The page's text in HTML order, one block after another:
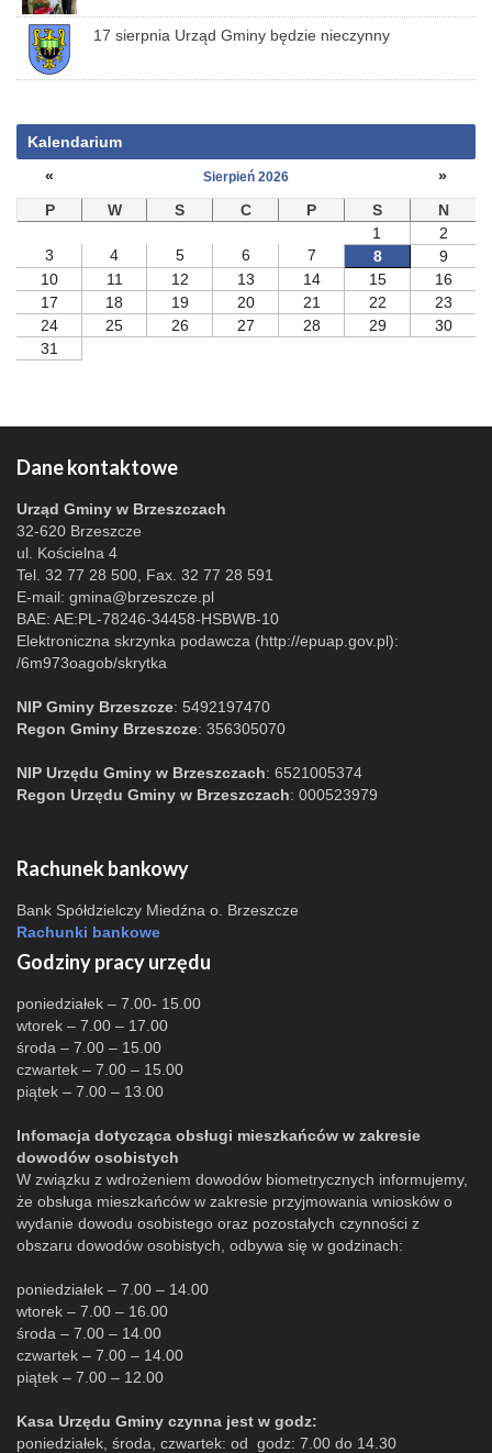
17 sierpnia Urząd Gminy będzie nieczynny
Kalendarium
«
Sierpień 2026
»
P
W S C P S
N
1
2
3
4 5 6 7 8
9
10
11 12 13 14 15
16
17
18 19 20 21 22
23
24
25 26 27 28 29
30
31
Dane kontaktowe
Urząd Gminy w Brzeszczach
32-620 Brzeszcze
ul. Kościelna 4
Tel. 32 77 28 500, Fax. 32 77 28 591
E-mail: gmina@brzeszcze.pl
BAE: AE:PL-78246-34458-HSBWB-10
Elektroniczna skrzynka podawcza (http://epuap.gov.pl):
/6m973oagob/skrytka
NIP Gminy Brzeszcze: 5492197470
Regon Gminy Brzeszcze: 356305070
NIP Urzędu Gminy w Brzeszczach: 6521005374
Regon Urzędu Gminy w Brzeszczach: 000523979
Rachunek bankowy
Bank Spółdzielczy Miedźna o. Brzeszcze
Rachunki bankowe
Godziny pracy urzędu
poniedziałek – 7.00- 15.00
wtorek – 7.00 – 17.00
środa – 7.00 – 15.00
czwartek – 7.00 – 15.00
piątek – 7.00 – 13.00
Infomacja dotycząca obsługi mieszkańców w zakresie
dowodów osobistych
W związku z wdrożeniem dowodów biometrycznych informujemy,
że obsługa mieszkańców w zakresie przyjmowania wniosków o
wydanie dowodu osobistego oraz pozostałych czynności z
obszaru dowodów osobistych, odbywa się w godzinach:
poniedziałek – 7.00 – 14.00
wtorek – 7.00 – 16.00
środa – 7.00 – 14.00
czwartek – 7.00 – 14.00
piątek – 7.00 – 12.00
Kasa Urzędu Gminy czynna jest w godz:
poniedziałek, środa, czwartek: od godz: 7.00 do 14.30